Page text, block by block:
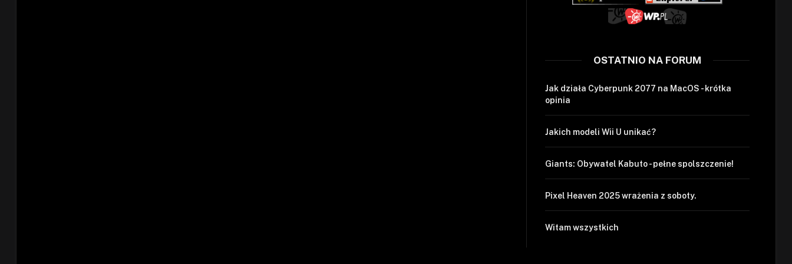
OSTATNIO NA FORUM
Jak działa Cyberpunk 2077 na MacOS - krótka
opinia
Jakich modeli Wii U unikać?
Giants: Obywatel Kabuto - pełne spolszczenie!
Pixel Heaven 2025 wrażenia z soboty.
Witam wszystkich